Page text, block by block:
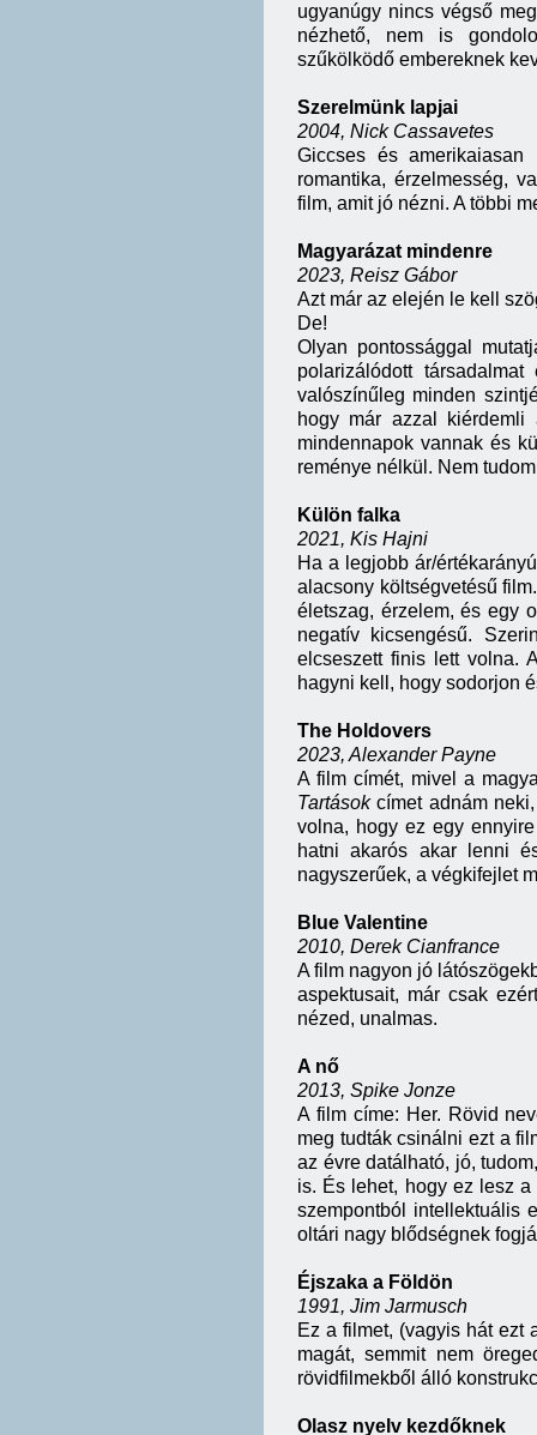
ugyanúgy nincs végső
nézhető, nem is
szűkölködő embereknek
Szerelmünk lapjai
2004, Nick Cassavetes
Giccses és
romantika, érzelmesség,
film, amit jó nézni. A többi
Magyarázat mindenre
2023, Reisz Gábor
Azt már az elején le kell
De!
Olyan pontossággal
polarizálódott
valószínűleg minden
hogy már azzal kiérdemli
mindennapok vannak és
reménye nélkül. Nem
Külön falka
2021, Kis Hajni
Ha a legjobb ár/
alacsony költségvetésű
életszag, érzelem, és egy
negatív kicsengésű.
elcseszett finis lett volna.
hagyni kell, hogy sodorjon
The Holdovers
2023, Alexander Payne
A film címét, mivel a
Tartásokcímet adnám
volna, hogy ez egy
hatni akarós akar lenni
nagyszerűek, a végkifejlet
Blue Valentine
2010, Derek Cianfrance
A film nagyon jó
aspektusait, már csak
nézed, unalmas.
A nő
2013, Spike Jonze
A film címe: Her. Rövid
meg tudták csinálni ezt a
az évre datálható, jó,
is. És lehet, hogy ez lesz
szempontból intellektuális
oltári nagy blődségnek
Éjszaka a Földön
1991, Jim Jarmusch
Ez a filmet, (vagyis hát ezt
magát, semmit nem
rövidfilmekből álló
Olasz nyelv kezdőknek